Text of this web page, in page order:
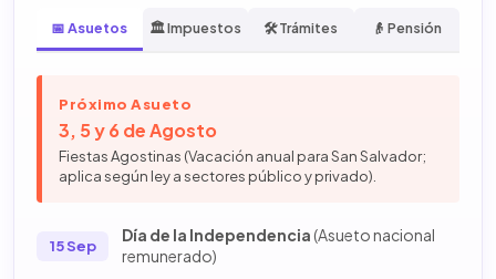
📅 Asuetos 🏛️ Impuestos 🛠️ Trámites 👴 Pensión
Próximo Asueto
3, 5 y 6 de Agosto
Fiestas Agostinas (Vacación anual para San Salvador;
aplica según ley a sectores público y privado).
15 Sep
Día de la Independencia(Asueto nacional
remunerado)